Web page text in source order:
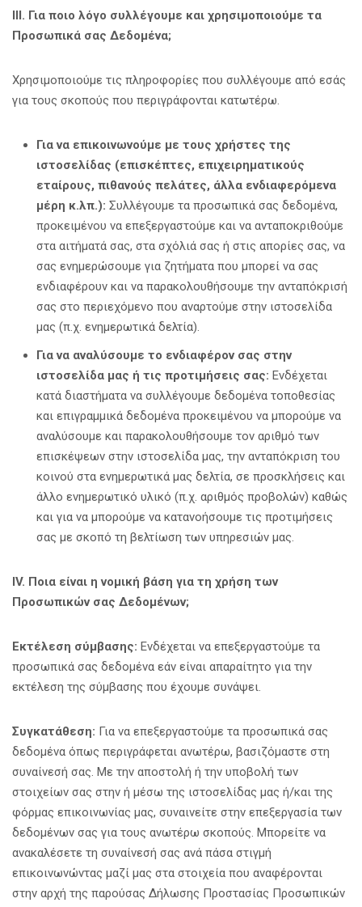
ΙΙΙ. Για ποιο λόγο συλλέγουμε και χρησιμοποιούμε τα
Προσωπικά σας Δεδομένα;
Χρησιμοποιούμε τις πληροφορίες που συλλέγουμε από εσάς
για τους σκοπούς που περιγράφονται κατωτέρω.
Για να επικοινωνούμε με τους χρήστες της
ιστοσελίδας (επισκέπτες, επιχειρηματικούς
εταίρους, πιθανούς πελάτες, άλλα ενδιαφερόμενα
μέρη κ.λπ.): Συλλέγουμε τα προσωπικά σας δεδομένα,
προκειμένου να επεξεργαστούμε και να ανταποκριθούμε
στα αιτήματά σας, στα σχόλιά σας ή στις απορίες σας, να
σας ενημερώσουμε για ζητήματα που μπορεί να σας
ενδιαφέρουν και να παρακολουθήσουμε την ανταπόκρισή
σας στο περιεχόμενο που αναρτούμε στην ιστοσελίδα
μας (π.χ. ενημερωτικά δελτία).
Για να αναλύσουμε το ενδιαφέρον σας στην
ιστοσελίδα μας ή τις προτιμήσεις σας: Ενδέχεται
κατά διαστήματα να συλλέγουμε δεδομένα τοποθεσίας
και επιγραμμικά δεδομένα προκειμένου να μπορούμε να
αναλύσουμε και παρακολουθήσουμε τον αριθμό των
επισκέψεων στην ιστοσελίδα μας, την ανταπόκριση του
κοινού στα ενημερωτικά μας δελτία, σε προσκλήσεις και
άλλο ενημερωτικό υλικό (π.χ. αριθμός προβολών) καθώς
και για να μπορούμε να κατανοήσουμε τις προτιμήσεις
σας με σκοπό τη βελτίωση των υπηρεσιών μας.
ΙV. Ποια είναι η νομική βάση για τη χρήση των
Προσωπικών σας Δεδομένων;
Εκτέλεση σύμβασης: Ενδέχεται να επεξεργαστούμε τα
προσωπικά σας δεδομένα εάν είναι απαραίτητο για την
εκτέλεση της σύμβασης που έχουμε συνάψει.
Συγκατάθεση: Για να επεξεργαστούμε τα προσωπικά σας
δεδομένα όπως περιγράφεται ανωτέρω, βασιζόμαστε στη
συναίνεσή σας. Με την αποστολή ή την υποβολή των
στοιχείων σας στην ή μέσω της ιστοσελίδας μας ή/και της
φόρμας επικοινωνίας μας, συναινείτε στην επεξεργασία των
δεδομένων σας για τους ανωτέρω σκοπούς. Μπορείτε να
ανακαλέσετε τη συναίνεσή σας ανά πάσα στιγμή
επικοινωνώντας μαζί μας στα στοιχεία που αναφέρονται
στην αρχή της παρούσας Δήλωσης Προστασίας Προσωπικών